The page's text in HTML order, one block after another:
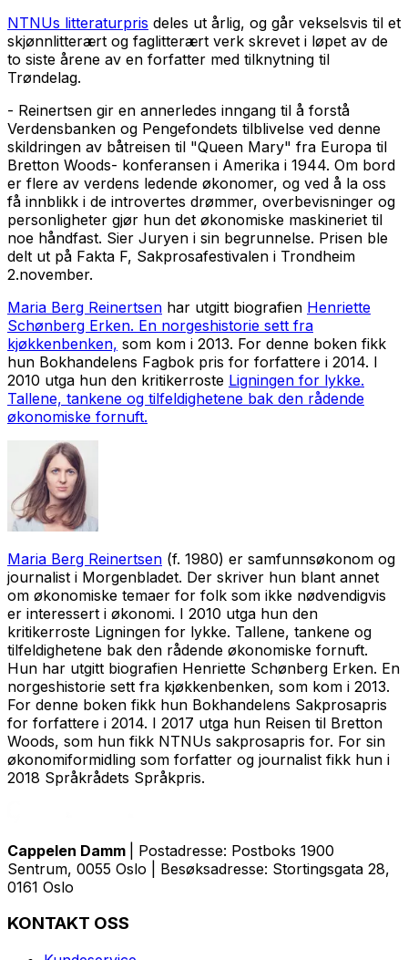
NTNUs litteraturpris deles ut årlig, og går vekselsvis til et
skjønnlitterært og faglitterært verk skrevet i løpet av de
to siste årene av en forfatter med tilknytning til
Trøndelag.
- Reinertsen gir en annerledes inngang til å forstå
Verdensbanken og Pengefondets tilblivelse ved denne
skildringen av båtreisen til "Queen Mary" fra Europa til
Bretton Woods- konferansen i Amerika i 1944. Om bord
er flere av verdens ledende økonomer, og ved å la oss
få innblikk i de introvertes drømmer, overbevisninger og
personligheter gjør hun det økonomiske maskineriet til
noe håndfast. Sier Juryen i sin begrunnelse. Prisen ble
delt ut på Fakta F, Sakprosafestivalen i Trondheim
2.november.
Maria Berg Reinertsen har utgitt biografien Henriette
Schønberg Erken. En norgeshistorie sett fra
kjøkkenbenken, som kom i 2013. For denne boken fikk
hun Bokhandelens Fagbok pris for forfattere i 2014. I
2010 utga hun den kritikerroste Ligningen for lykke.
Tallene, tankene og tilfeldighetene bak den rådende
økonomiske fornuft.
Maria Berg Reinertsen (f. 1980) er samfunnsøkonom og
journalist i Morgenbladet. Der skriver hun blant annet
om økonomiske temaer for folk som ikke nødvendigvis
er interessert i økonomi. I 2010 utga hun den
kritikerroste Ligningen for lykke. Tallene, tankene og
tilfeldighetene bak den rådende økonomiske fornuft.
Hun har utgitt biografien Henriette Schønberg Erken. En
norgeshistorie sett fra kjøkkenbenken, som kom i 2013.
For denne boken fikk hun Bokhandelens Sakprosapris
for forfattere i 2014. I 2017 utga hun Reisen til Bretton
Woods, som hun fikk NTNUs sakprosapris for. For sin
økonomiformidling som forfatter og journalist fikk hun i
2018 Språkrådets Språkpris.
Cappelen Damm
| Postadresse: Postboks 1900
Sentrum, 0055 Oslo | Besøksadresse: Stortingsgata 28,
0161 Oslo
KONTAKT OSS